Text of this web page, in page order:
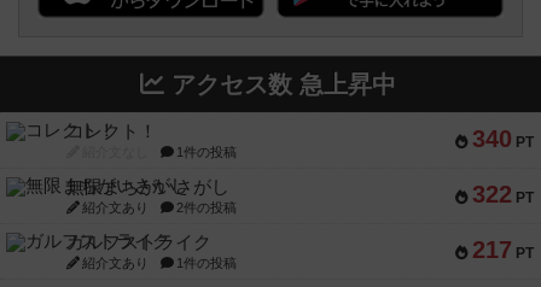
アクセス数 急上昇中
340 PT
コレクト！
1件の投稿
322 PT
無限まちがいさがし
紹介文あり 2件の投稿
217 PT
ガルフストライク
紹介文あり 1件の投稿